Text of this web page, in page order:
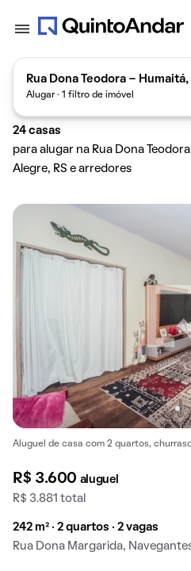
Rua Dona Teodora -
Alugar · 1 filtro de imóvel
24 casas
para alugar na Rua Dona
Alegre, RS e arredores
Aluguel de casa com 2 quartos,
R$ 3.600 aluguel
R$ 3.881 total
242 m² · 2 quartos · 2 vagas
Rua Dona Margarida,